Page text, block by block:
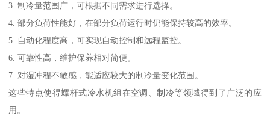
3. 制冷量范围广，可根据不同需求进行选择。
4. 部分负荷性能好，在部分负荷运行时仍能保持较高的效率。
5. 自动化程度高，可实现自动控制和远程监控。
6. 可靠性高，维护保养相对简便。
7. 对湿冲程不敏感，能适应较大的制冷量变化范围。
这些特点使得螺杆式冷水机组在空调、制冷等领域得到了广泛的应
用。